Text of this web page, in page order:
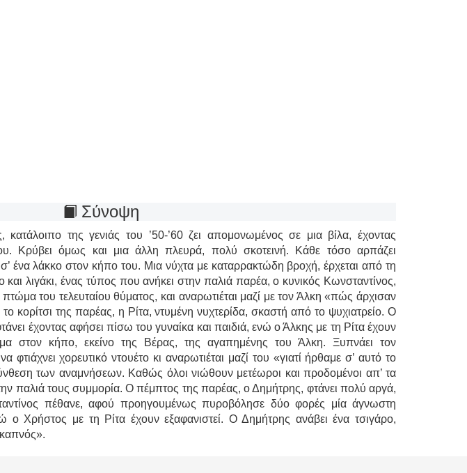
Σύνοψη
της γενιάς του ’50-’60 ζει απομονωμένος σε μια βίλα, έχοντας
Κρύβει όμως και μια άλλη πλευρά, πολύ σκοτεινή. Κάθε τόσο αρπάζει
σ’ ένα λάκκο στον κήπο του. Μια νύχτα με καταρρακτώδη βροχή, έρχεται από τη
και λιγάκι, ένας τύπος που ανήκει στην παλιά παρέα, ο κυνικός Κωνσταντίνος,
του τελευταίου θύματος, και αναρωτιέται μαζί με τον Άλκη «πώς άρχισαν
κορίτσι της παρέας, η Ρίτα, ντυμένη νυχτερίδα, σκαστή από το ψυχιατρείο. Ο
έχοντας αφήσει πίσω του γυναίκα και παιδιά, ενώ ο Άλκης με τη Ρίτα έχουν
στον κήπο, εκείνο της Βέρας, της αγαπημένης του Άλκη. Ξυπνάει τον
φτιάχνει χορευτικό ντουέτο κι αναρωτιέται μαζί του «γιατί ήρθαμε σ’ αυτό το
των αναμνήσεων. Καθώς όλοι νιώθουν μετέωροι και προδομένοι απ’ τα
παλιά τους συμμορία. Ο πέμπτος της παρέας, ο Δημήτρης, φτάνει πολύ αργά,
πέθανε, αφού προηγουμένως πυροβόλησε δύο φορές μία άγνωστη
ο Χρήστος με τη Ρίτα έχουν εξαφανιστεί. Ο Δημήτρης ανάβει ένα τσιγάρο,